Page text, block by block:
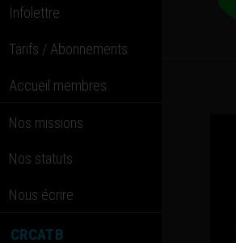
Infolettre
Tarifs / Abonnements
Accueil membres
Nos missions
Nos statuts
Nous écrire
CRCATB